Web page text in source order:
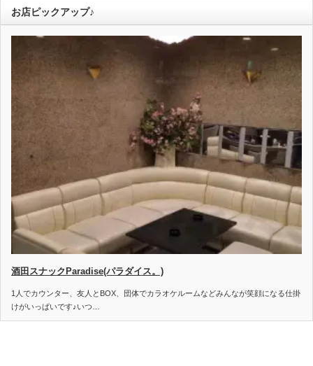
お店ピックアップ♪
酒田スナックParadise(パラダイス。)
1人でカウンター、友人とBOX、団体でカラオケルームなどみんなが笑顔になる仕掛
けがいっぱいです♪いつ…